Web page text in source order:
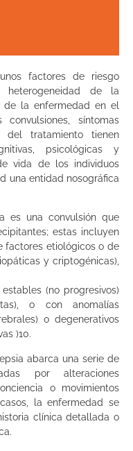
epilepsia es
año4
dependiendo
de riesgo y
en el
considera solo la
o si se incluyen
de por
factores de riesgo
heterogeneidad de la
de la enfermedad en el
síntomas
del tratamiento tienen
psicológicas y
vida de los individuos
una entidad nosográfica
es una convulsión que
estas incluyen
factores etiológicos o de
y criptogénicas),
(no progresivos)
o con anomalías
o degenerativos
)10.
abarca una serie de
por alteraciones
o movimientos
la enfermedad se
clínica detallada o